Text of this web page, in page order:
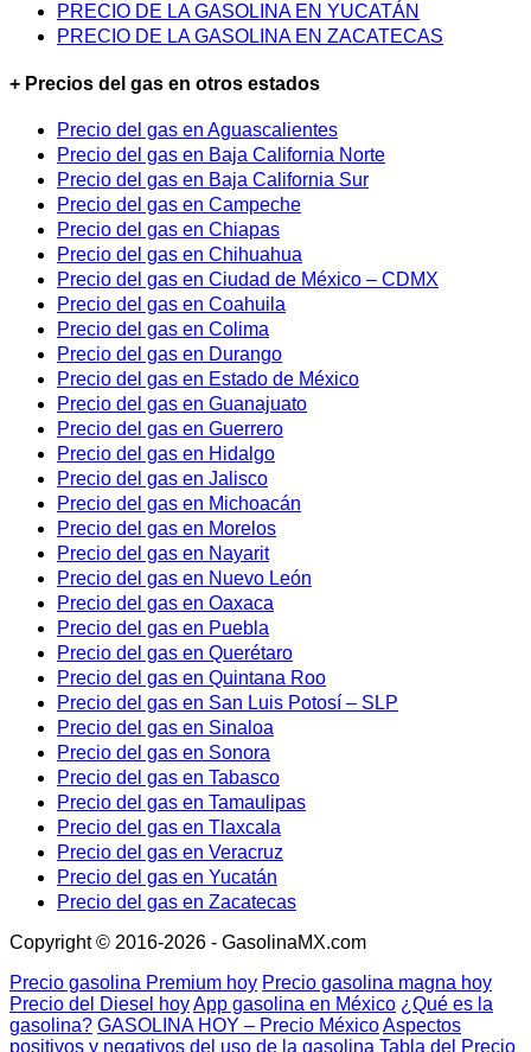
PRECIO DE LA GASOLINA EN YUCATÁN
PRECIO DE LA GASOLINA EN ZACATECAS
+ Precios del gas en otros estados
Precio del gas en Aguascalientes
Precio del gas en Baja California Norte
Precio del gas en Baja California Sur
Precio del gas en Campeche
Precio del gas en Chiapas
Precio del gas en Chihuahua
Precio del gas en Ciudad de México – CDMX
Precio del gas en Coahuila
Precio del gas en Colima
Precio del gas en Durango
Precio del gas en Estado de México
Precio del gas en Guanajuato
Precio del gas en Guerrero
Precio del gas en Hidalgo
Precio del gas en Jalisco
Precio del gas en Michoacán
Precio del gas en Morelos
Precio del gas en Nayarit
Precio del gas en Nuevo León
Precio del gas en Oaxaca
Precio del gas en Puebla
Precio del gas en Querétaro
Precio del gas en Quintana Roo
Precio del gas en San Luis Potosí – SLP
Precio del gas en Sinaloa
Precio del gas en Sonora
Precio del gas en Tabasco
Precio del gas en Tamaulipas
Precio del gas en Tlaxcala
Precio del gas en Veracruz
Precio del gas en Yucatán
Precio del gas en Zacatecas
Copyright © 2016-2026 - GasolinaMX.com
Precio gasolina Premium hoy Precio gasolina magna hoy
Precio del Diesel hoyApp gasolina en México ¿Qué es la
gasolina? GASOLINA HOY – Precio MéxicoAspectos
positivos y negativos del uso de la gasolina Tabla del Precio